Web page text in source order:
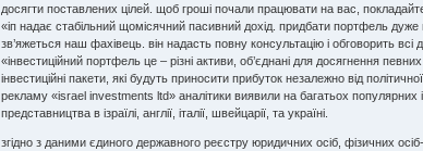
досягти поставлених цілей. щоб гроші почали працювати на вас,
«іп надає стабільний щомісячний пасивний дохід. придбати портфель
зв’яжеться наш фахівець. він надасть повну консультацію і обговорить всі
«інвестиційний портфель це – різні активи, об’єднані для досягнення
інвестиційні пакети, які будуть приносити прибуток незалежно від
рекламу «israel investments ltd» аналітики виявили на багатьох
представництва в ізраїлі, англії, італії, швейцарії, та україні.
згідно з даними єдиного державного реєстру юридичних осіб, фізичних